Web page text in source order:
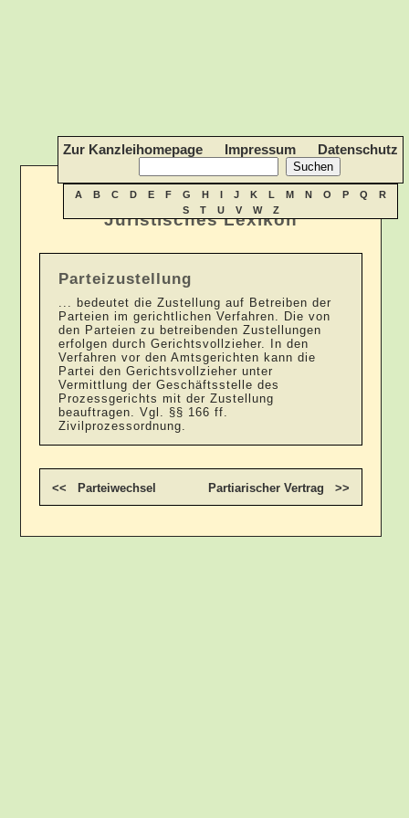
Juristisches Lexikon
Zur Kanzleihomepage Impressum Datenschutz
A B C D E F G H I J K L M N O P Q
R
S
T U V W Z
Parteizustellung
... bedeutet die Zustellung auf Betreiben der
Parteien im gerichtlichen Verfahren. Die von
den Parteien zu betreibenden Zustellungen
erfolgen durch Gerichtsvollzieher. In den
Verfahren vor den Amtsgerichten kann die
Partei den Gerichtsvollzieher unter
Vermittlung der Geschäftsstelle des
Prozessgerichts mit der Zustellung
beauftragen. Vgl. §§ 166 ff.
Zivilprozessordnung.
<< Parteiwechsel Partiarischer Vertrag >>